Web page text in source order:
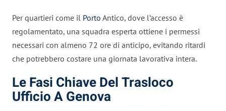
Per quartieri come il Porto Antico, dove l’accesso è
regolamentato, una squadra esperta ottiene i permessi
necessari con almeno 72 ore di anticipo, evitando ritardi
che potrebbero costare una giornata lavorativa intera.
Le Fasi Chiave Del Trasloco
Ufficio A Genova